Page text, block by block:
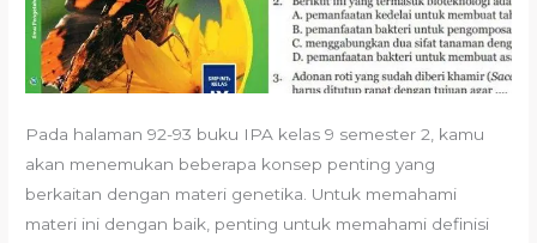
Pada halaman 92-93 buku IPA kelas 9 semester 2, kamu
akan menemukan beberapa konsep penting yang
berkaitan dengan materi genetika. Untuk memahami
materi ini dengan baik, penting untuk memahami definisi